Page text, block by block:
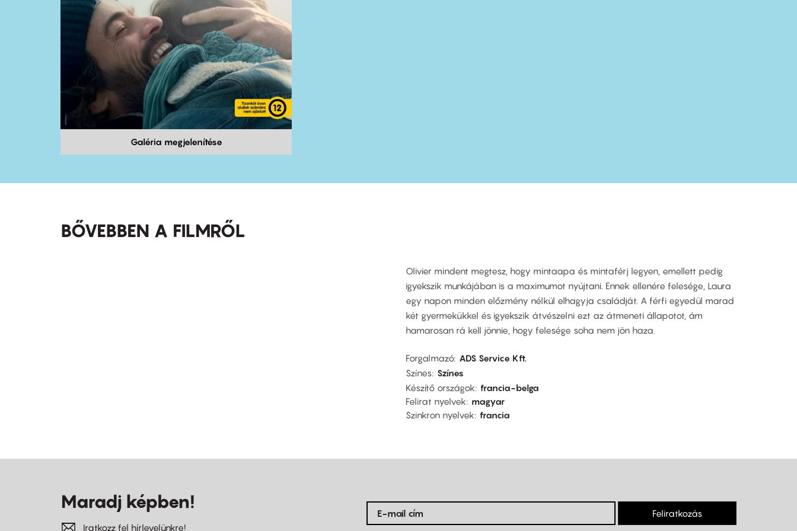
Galéria megjelenítése
BŐVEBBEN A FILMRŐL
Olivier mindent megtesz, hogy mintaapa és mintaférj legyen, emellett pedig
igyekszik munkájában is a maximumot nyújtani. Ennek ellenére felesége, Laura
egy napon minden előzmény nélkül elhagyja családját. A férfi egyedül marad
két gyermekükkel és igyekszik átvészelni ezt az átmeneti állapotot, ám
hamarosan rá kell jönnie, hogy felesége soha nem jön haza.
Forgalmazó ADS Service Kft.
Színes Színes
Készítő országok francia-belga
Felirat nyelvek
magyar
Szinkron nyelvek francia
Maradj képben!
Iratkozz fel hírlevelünkre!
Feliratkozás